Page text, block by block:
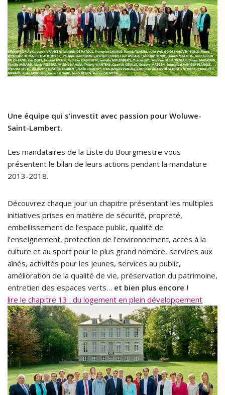
Une équipe qui s’investit avec passion pour Woluwe-
Saint-Lambert.
Les mandataires de la Liste du Bourgmestre vous
présentent le bilan de leurs actions pendant la mandature
2013-2018.
Découvrez chaque jour un chapitre présentant les multiples
initiatives prises en matière de sécurité, propreté,
embellissement de l’espace public, qualité de
l’enseignement, protection de l’environnement, accès à la
culture et au sport pour le plus grand nombre, services aux
aînés, activités pour les jeunes, services au public,
amélioration de la qualité de vie, préservation du patrimoine,
entretien des espaces verts… et bien plus encore !
lire le chapitre 13 : du logement en plein développement